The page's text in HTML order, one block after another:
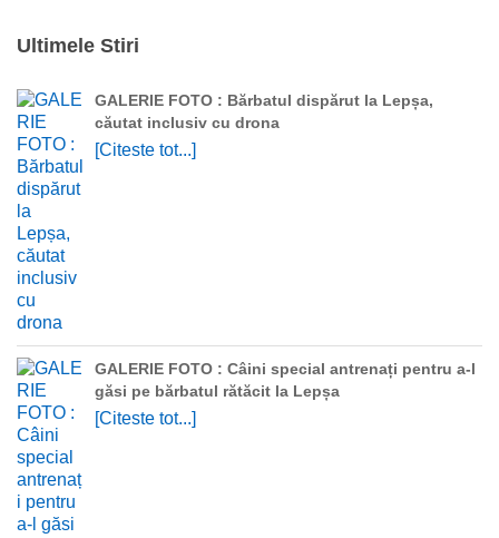
Ultimele Stiri
GALERIE FOTO : Bărbatul dispărut la Lepșa,
căutat inclusiv cu drona
[Citeste tot...]
GALERIE FOTO : Câini special antrenați pentru a-l
găsi pe bărbatul rătăcit la Lepșa
[Citeste tot...]